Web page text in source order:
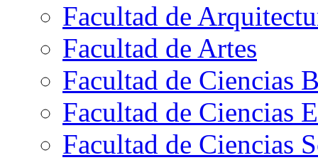
Facultad de
Facultad de Artes
Facultad de Ciencias
Facultad de Ciencias
Facultad de Ciencias